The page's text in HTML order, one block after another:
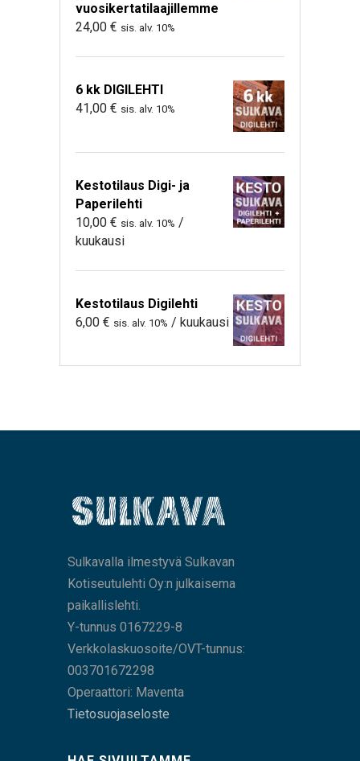
vuosikertatilaajillemme
24,00 € sis. alv. 10%
6 kk DIGILEHTI
41,00 € sis. alv. 10%
Kestotilaus Digi- ja
Paperilehti
10,00 € sis. alv. 10% /
kuukausi
Kestotilaus Digilehti
6,00 € sis. alv. 10% / kuukausi
Sulkavalla ilmestyvä Sulkavan
Kotiseutulehti Oy:n julkaisema
paikallislehti.
Y-tunnus 0167229-8
Verkkolaskuosoite/OVT-tunnus:
003701672298
Operaattori: Maventa
Tietosuojaseloste